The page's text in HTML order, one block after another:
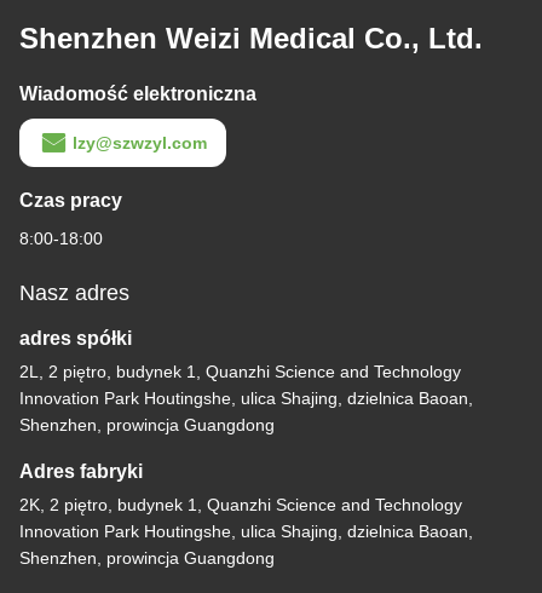
Shenzhen Weizi Medical Co., Ltd.
Wiadomość elektroniczna
lzy@szwzyl.com
Czas pracy
8:00-18:00
Nasz adres
adres spółki
2L, 2 piętro, budynek 1, Quanzhi Science and Technology
Innovation Park Houtingshe, ulica Shajing, dzielnica Baoan,
Shenzhen, prowincja Guangdong
Adres fabryki
2K, 2 piętro, budynek 1, Quanzhi Science and Technology
Innovation Park Houtingshe, ulica Shajing, dzielnica Baoan,
Shenzhen, prowincja Guangdong